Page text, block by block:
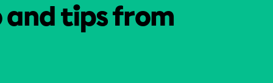
and tips from